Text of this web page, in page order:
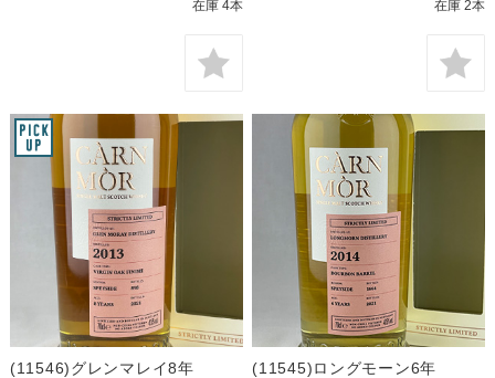
在庫 4本 在庫 2本
(11546)グレンマレイ8年
(11545)ロングモーン6年